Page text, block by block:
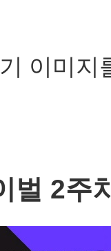
이미지
벌 2주